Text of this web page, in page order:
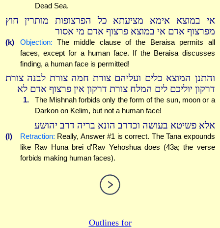
Dead Sea.
אי במוצא אימא מציעתא כל הפרצופות מותרין חוץ
מפרצוף אדם אי במוצא פרצוף אדם מי אסור
(k) Objection: The middle clause of the Beraisa permits all
faces, except for a human face. If the Beraisa discusses
finding, a human face is permitted!
והתנן המוצא כלים ועליהם צורת חמה צורת לבנה צורת
דרקון יוליכם לים המלח צורת דרקון אין פרצוף אדם לא
1.
The Mishnah forbids only the form of the sun, moon or a
Darkon on Kelim, but not a human face!
אלא פשיטא בעושה וכדרב הונא בריה דרב יהושע
(l) Retraction: Really, Answer #1 is correct. The Tana expounds
like Rav Huna brei d'Rav Yehoshua does (43a; the verse
forbids making human faces).
Outlines for